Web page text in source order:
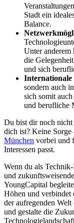
Stadt ein
Balance.
Unter anderem
die
und sich
Internationale
sondern auch
sich somit
und berufliche
Du bist dir noch
dich ist? Keine Sorge
München vorbei und
Interessen passt.
Wenn du als
und
YoungCapital
Höhen und verbindet
der aufregenden
und gestalte die